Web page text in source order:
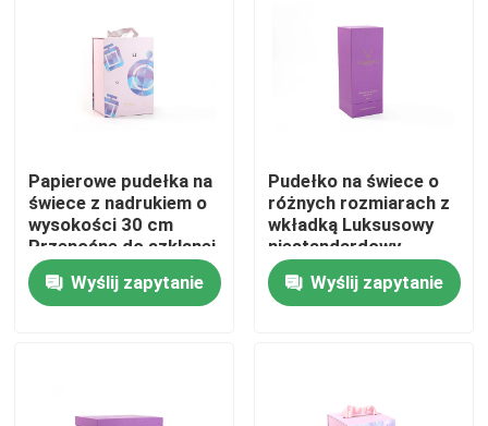
Do domu
Produkty
Papierowe pudełka na
świece z nadrukiem o
wysokości 30 cm
Przenośne do szklanej
osłony
Wyślij zapytanie
Pudełko na świece o
różnych rozmiarach z
wkładką Luksusowy
niestandardowy
recykling
Wyślij zapytanie